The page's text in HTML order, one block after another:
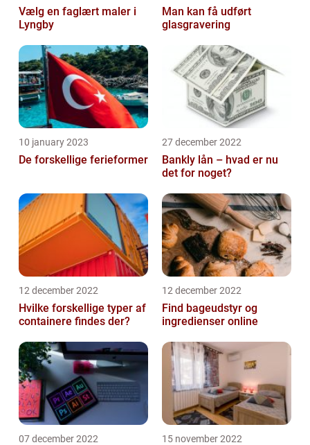
Vælg en faglært maler i
Lyngby
Man kan få udført
glasgravering
10 january 2023
De forskellige ferieformer
27 december 2022
Bankly lån – hvad er nu
det for noget?
12 december 2022
Hvilke forskellige typer af
containere findes der?
12 december 2022
Find bageudstyr og
ingredienser online
07 december 2022 15 november 2022